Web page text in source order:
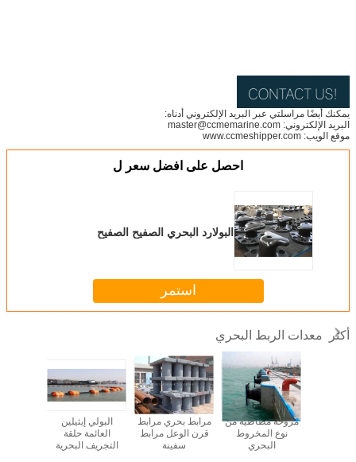
يمكنك أيضًا مراسلتي عبر البريد الإلكتروني أدناه:
البريد الإلكتروني: master@ccmemarine.com
موقع الويب: www.ccmeshipper.com
احصل على افضل سعر ل
البولارد البحري الصفيح الصفيح
استمر
أكثر معدات الربط البحري
البولي إيثيلين
العائمة حلقة
التجريف البحرية
مرابط بحري مرابط
قرن الوعل مرابط
سفينة
مروحة مطاطية من
نوع المخروط
البحري